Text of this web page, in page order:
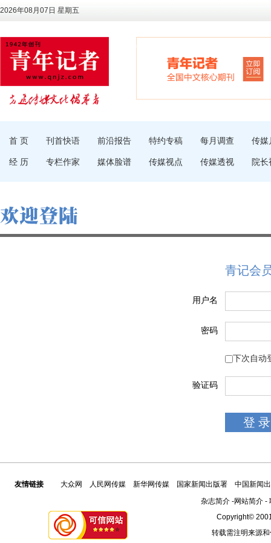
2026年08月07日 星期五
首 页 刊首快语 前沿报告 特约专稿 每月调查 传媒
经 历 专栏作家 媒体脸谱 传媒视点 传媒透视 院长
青记会
用户名
密码
下次自动
验证码
友情链接 大众网 人民网传媒 新华网传媒 国家新闻出版署
中国新闻
杂志简介 -网站简介 -
Copyright©
转载需注明来源